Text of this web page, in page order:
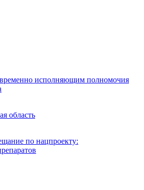
исполняющим полномочия
область
по нацпроекту: